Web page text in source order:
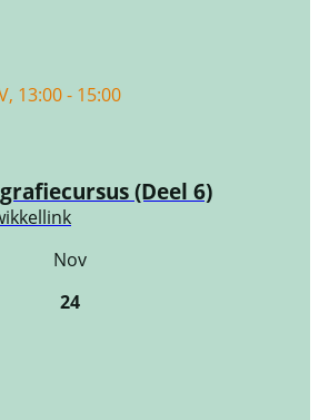
13:00 - 15:00
(Deel 6)
Nov
24